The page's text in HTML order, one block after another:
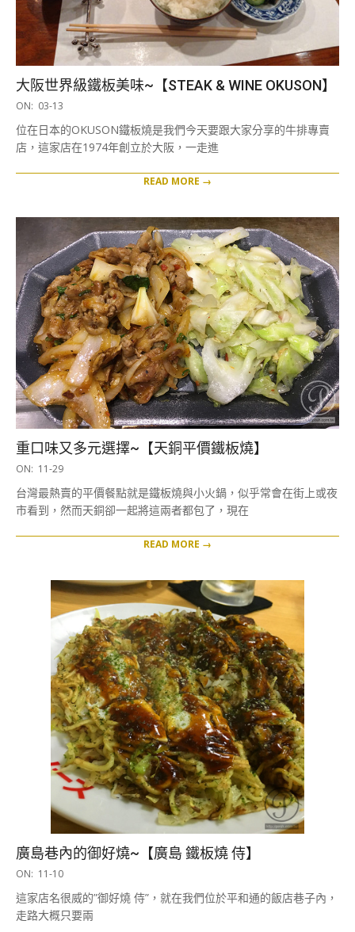
大阪世界級鐵板美味~【STEAK & WINE OKUSON】
2018-
13
ON: 03-13
位在日本的OKUSON鐵板燒是我們今天要跟大家分享的牛排專賣
店，這家店在1974年創立於大阪，一走進
READ MORE →
重口味又多元選擇~【天銅平價鐵板燒】
2016-
29
ON: 11-29
台灣最熱賣的平價餐點就是鐵板燒與小火鍋，似乎常會在街上或夜
市看到，然而天銅卻一起將這兩者都包了，現在
READ MORE →
廣島巷內的御好燒~【廣島 鐵板燒 侍】
2016-
10
ON: 11-10
這家店名很威的”御好燒 侍”，就在我們位於平和通的飯店巷子內，
走路大概只要兩